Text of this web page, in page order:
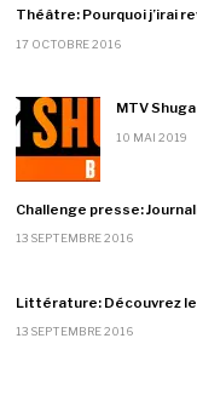
Théâtre: Pourquoi j’irai
17 OCTOBRE 2016
MTV
10 MAI 2019
Challenge presse:
13 SEPTEMBRE 2016
Littérature: Découvrez
13 SEPTEMBRE 2016